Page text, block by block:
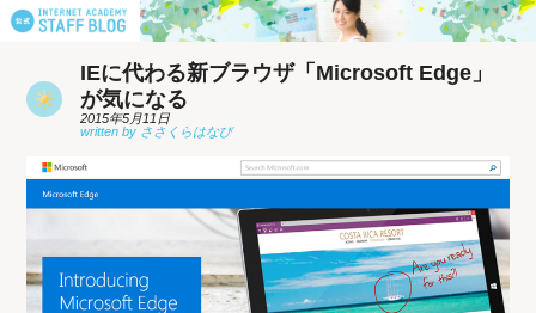
IEに代わる新ブラウザ「Microsoft Edge」
が気になる
2015年5月11日